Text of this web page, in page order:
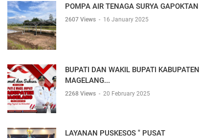
POMPA AIR TENAGA SURYA GAPOKTAN
2607 Views - 16 January 2025
BUPATI DAN WAKIL BUPATI KABUPATEN
MAGELANG...
2268 Views - 20 February 2025
LAYANAN PUSKESOS " PUSAT